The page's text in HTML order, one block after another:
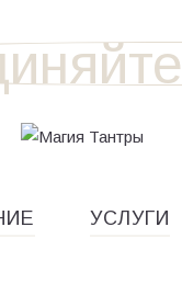
УСЛУГИ